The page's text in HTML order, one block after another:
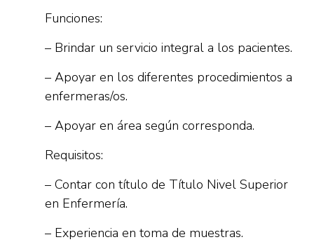
Funciones:
– Brindar un servicio integral a los pacientes.
– Apoyar en los diferentes procedimientos a
enfermeras/os.
– Apoyar en área según corresponda.
Requisitos:
– Contar con título de Título Nivel Superior
en Enfermería.
– Experiencia en toma de muestras.